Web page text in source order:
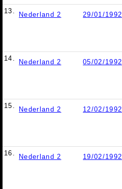
13. Nederland 2 29/01/1992
14. Nederland 2 05/02/1992
15. Nederland 2 12/02/1992
16. Nederland 2 19/02/1992